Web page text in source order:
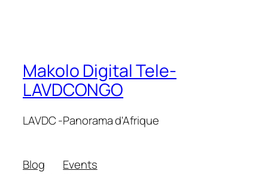
Makolo Digital Tele-
LAVDCONGO
LAVDC -Panorama d'Afrique
Blog
Events